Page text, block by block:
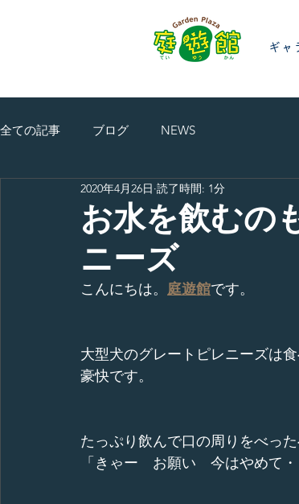
ギャ
全ての記事 ブログ NEWS
お水を飲むの
ニーズ
2020年4月26日 読了時間: 1分
こんにちは。 庭遊館です。
大型犬のグレートピレニーズは
豪快です。
たっぷり飲んで口の周りをべっ
「きゃー　お願い　今はやめて・